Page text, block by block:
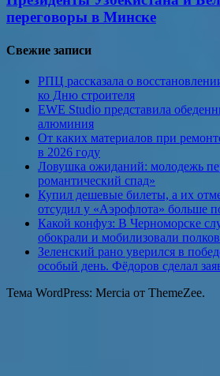
переговоры в Минске
Свежие записи
РПЦ рассказала о
ко Дню строителя
EWE Studio представила
алюминия
От каких материалов при
в 2026 году
Ловушка ожиданий: молодежь
романтический спад»
Купил дешевые билеты, а их
отсудил у «Аэрофлота» больше
Какой конфуз: В Черноморске
обокрали и мобилизовали
Зеленский рано уверился в
особый день. Фёдоров сделал
Тема WordPress: Mercia от ThemeZee.